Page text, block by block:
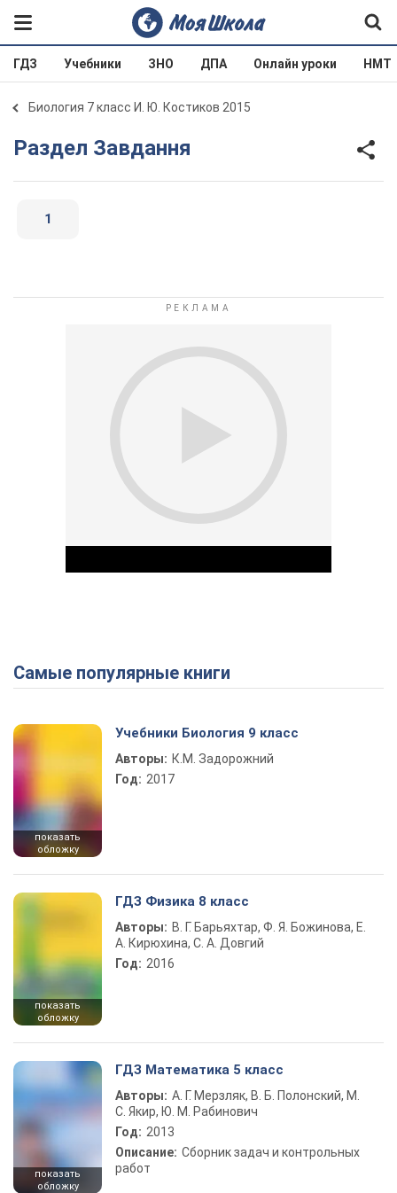
ГДЗ Учебники ЗНО ДПА Онлайн уроки НМТ
Биология 7 класс И. Ю. Костиков 2015
Раздел Завдання
1
Play Video
Самые популярные книги
показать
обложку
Учебники Биология 9 класс
Авторы: К.М. Задорожний
Год: 2017
показать
обложку
ГДЗ Физика 8 класс
Авторы: В. Г. Барьяхтар, Ф. Я. Божинова, Е.
А. Кирюхина, С. А. Довгий
Год: 2016
показать
обложку
ГДЗ Математика 5 класс
Авторы: А. Г. Мерзляк, В. Б. Полонский, М.
С. Якир, Ю. М. Рабинович
Год: 2013
Описание: Сборник задач и контрольных
работ